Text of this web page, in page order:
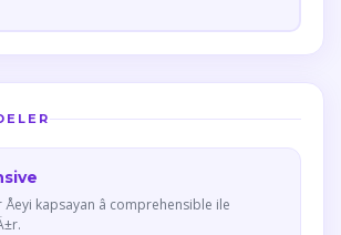
kapsayan â comprehensible ile